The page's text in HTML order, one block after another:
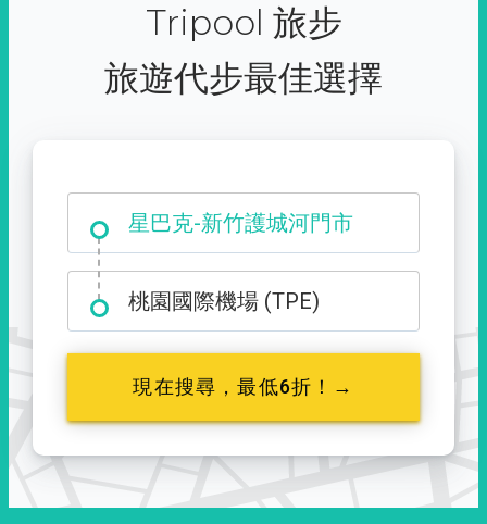
Tripool 旅步
旅遊代步最佳選擇
星巴克-新竹護城河門市
大霸尖山登山口
桃園國際機場 (TPE)
現在搜尋，最低6折！→